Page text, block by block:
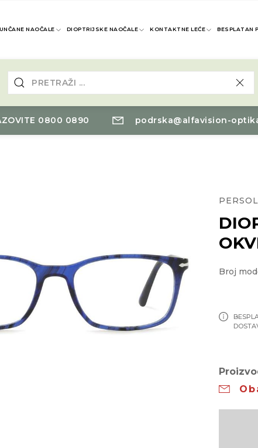
NAOČALE DIOPTRIJSKE NAOČALE KONTAKTNE LEĆE BESPLATAN
0800 0890 podrska@alfavision-
PERSOL
Broj